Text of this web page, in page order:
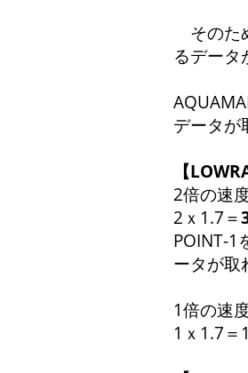
そのた
るデータ
データが
【
2倍の速
2ｘ1.7＝
POINT-1
ータが取
1倍の速
1ｘ1.7＝